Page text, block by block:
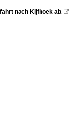
nach Kijfhoek ab. 